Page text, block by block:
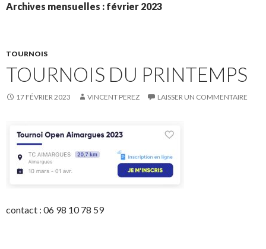
Archives mensuelles : février 2023
TOURNOIS
TOURNOIS DU PRINTEMPS
17 FÉVRIER 2023 VINCENT PEREZ LAISSER UN COMMENTAIRE
contact : 06 98 10 78 59